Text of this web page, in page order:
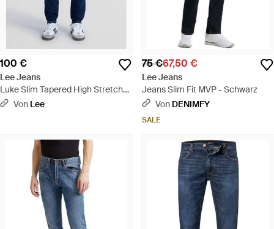
100 €
Lee Jeans
Luke Slim Tapered High Stretch
Jean Größe 28X30 - Blau
Von Lee
75 €67,50 €
Lee Jeans
Jeans Slim Fit MVP - Schwarz
Von DENIMFY
SALE